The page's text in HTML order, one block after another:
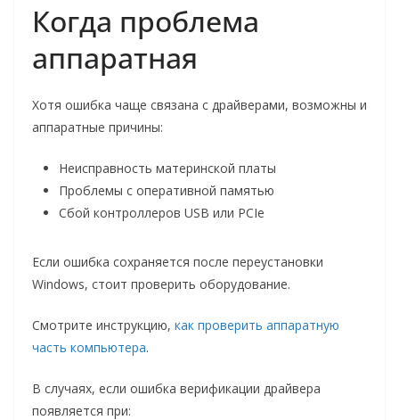
Когда проблема
аппаратная
Хотя ошибка чаще связана с драйверами, возможны и
аппаратные причины:
Неисправность материнской платы
Проблемы с оперативной памятью
Сбой контроллеров USB или PCIe
Если ошибка сохраняется после переустановки
Windows, стоит проверить оборудование.
Смотрите инструкцию, как проверить аппаратную
часть компьютера.
В случаях, если ошибка верификации драйвера
появляется при: